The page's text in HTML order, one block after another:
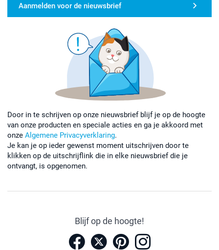
Aanmelden voor de nieuwsbrief
Door in te schrijven op onze nieuwsbrief blijf je op de hoogte
van onze producten en speciale acties en ga je akkoord met
onze Algemene Privacyverklaring.
Je kan je op ieder gewenst moment uitschrijven door te
klikken op de uitschrijflink die in elke nieuwsbrief die je
ontvangt, is opgenomen.
Blijf op de hoogte!